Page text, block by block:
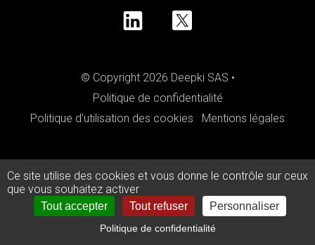
© Copyright 2026 Deepki SAS •
Politique de confidentialité
Politique d’utilisation des cookies
Mentions légales
Ce site utilise des cookies et vous donne le contrôle sur ceux
que vous souhaitez activer
Tout accepter Tout refuser Personnaliser
Politique de confidentialité